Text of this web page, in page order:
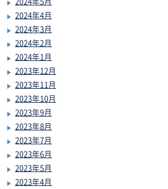
2024年4月
2024年3月
2024年2月
2024年1月
2023年12月
2023年11月
2023年10月
2023年9月
2023年8月
2023年7月
2023年6月
2023年5月
2023年4月